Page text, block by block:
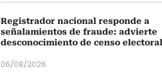
Registrador nacional responde a
señalamientos de fraude: advierte
desconocimiento de censo electoral
06/08/2026